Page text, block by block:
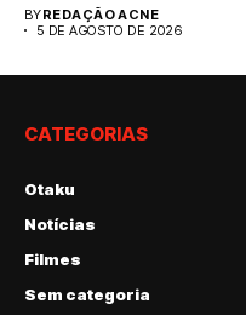
BYREDAÇÃO ACNE
5 DE AGOSTO DE 2026
CATEGORIAS
Otaku
Notícias
Filmes
Sem categoria